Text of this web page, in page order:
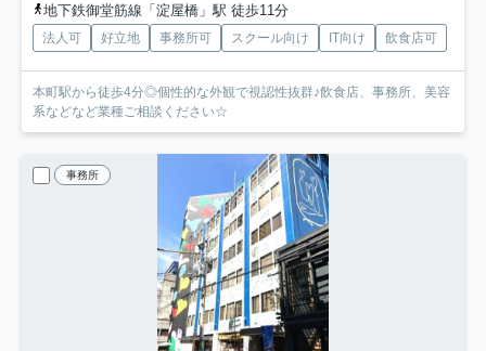
地下鉄御堂筋線「淀屋橋」駅 徒歩11分
法人可 好立地 事務所可 スクール向け IT向け 飲食店可
本町駅から徒歩4分◎個性的な外観で視認性抜群♪飲食店、事務所、美容
系などなど業種ご相談ください☆
事務所